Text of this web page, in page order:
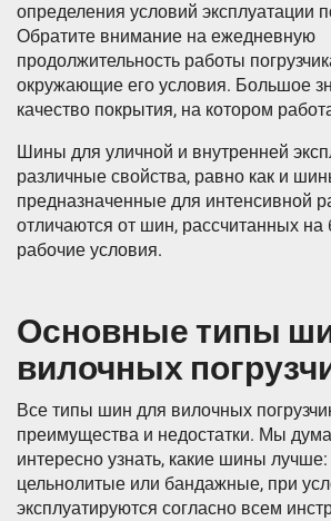
определения условий эксплуатации
Обратите внимание на ежедневную
продолжительность работы
окружающие его условия. Большое
качество покрытия, на котором
Шины для уличной и внутренней
различные свойства, равно как и
предназначенные для интенсивной
отличаются от шин, рассчитанных на
рабочие условия.
Основные типы
вилочных
Все типы шин для вилочных
преимущества и недостатки. Мы
интересно узнать, какие шины
цельнолитые или бандажные, при
эксплуатируются согласно всем